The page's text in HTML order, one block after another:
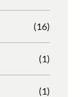
(16)
(1)
(1)